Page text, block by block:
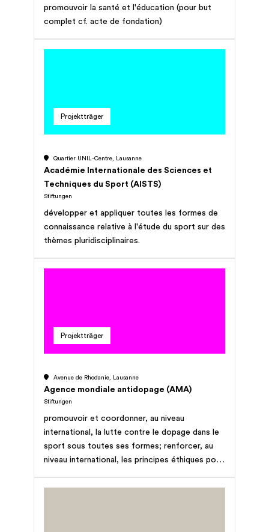
promouvoir la santé et l'éducation (pour but
complet cf. acte de fondation)
Projektträger
Quartier UNIL-Centre, Lausanne
Académie Internationale des Sciences et
Techniques du Sport (AISTS)
Stiftungen
développer et appliquer toutes les formes de
connaissance relative à l'étude du sport sur des
thèmes pluridisciplinaires.
Projektträger
Avenue de Rhodanie, Lausanne
Agence mondiale antidopage (AMA)
Stiftungen
promouvoir et coordonner, au niveau
international, la lutte contre le dopage dans le
sport sous toutes ses formes; renforcer, au
niveau international, les principes éthiques pour
adapter, modifier et tenir à jour la liste des